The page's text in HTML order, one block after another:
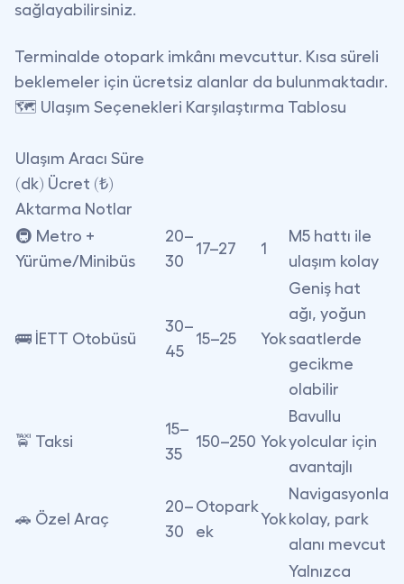
sağlayabilirsiniz.
Terminalde otopark imkânı mevcuttur. Kısa süreli
beklemeler için ücretsiz alanlar da bulunmaktadır.
🗺️ Ulaşım Seçenekleri Karşılaştırma Tablosu
Ulaşım Aracı Süre
(dk) Ücret (₺)
Aktarma Notlar
🚇 Metro +
Yürüme/Minibüs
20–
30
17–27 1
M5 hattı ile
ulaşım kolay
🚌 İETT Otobüsü
30–
45
15–25 Yok
Geniş hat
ağı, yoğun
saatlerde
gecikme
olabilir
🚖 Taksi
15–
35
150–250 Yok
Bavullu
yolcular için
avantajlı
🚗 Özel Araç
20–
30
Otopark
ek
Yok
Navigasyonla
kolay, park
alanı mevcut
Yalnızca